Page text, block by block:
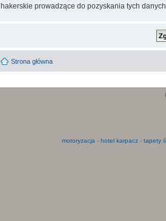
hakerskie prowadzące do pozyskania tych
Strona główna
motoryzacja - hotel karpacz- tapety